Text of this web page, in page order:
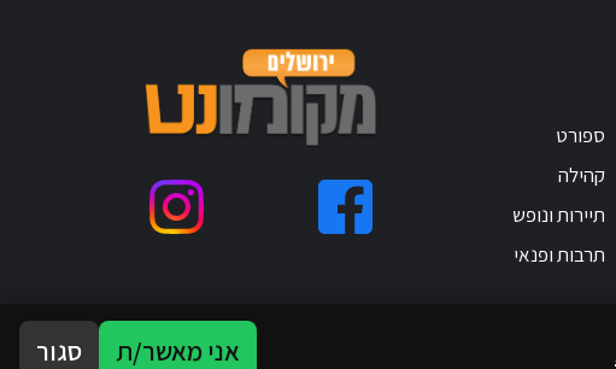
ספורט
קהילה
תיירות ונופש
תרבות ופנאי
אני מאשר/ת סגור